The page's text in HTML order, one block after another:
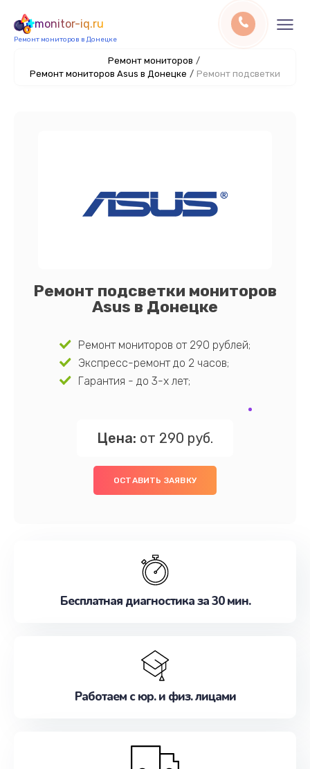
monitor-iq.ru
Ремонт мониторов в Донецке
Ремонт мониторов /
Ремонт мониторов Asus в Донецке / Ремонт подсветки
Ремонт подсветки мониторов
Asus в Донецке
Ремонт мониторов от 290 рублей;
Экспресс-ремонт до 2 часов;
Гарантия - до 3-х лет;
Цена: от 290 руб.
ОСТАВИТЬ ЗАЯВКУ
Бесплатная диагностика за 30 мин.
Работаем с юр. и физ. лицами